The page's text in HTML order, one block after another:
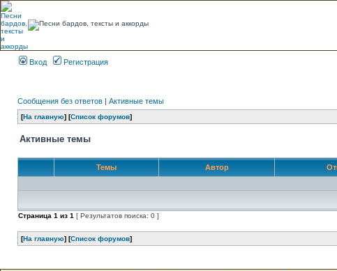
Вход Регистрация
Сообщения без ответов | Активные темы
[На главную] [Список форумов]
Активные темы
Темы Автор
Страница 1 из 1 [ Результатов поиска: 0 ]
[На главную] [Список форумов]